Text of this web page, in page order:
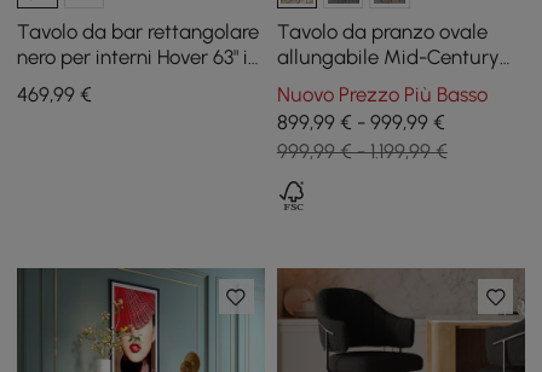
Tavolo da bar rettangolare
nero per interni Hover 63" in
acciaio inossidabile in oro
469,99 €
Tavolo da pranzo ovale
allungabile Mid-Century
da 79 «-94" nero per 6-10
persone
Nuovo Prezzo Più Basso
899,99 € - 999,99 €
999,99 € - 1.199,99 €